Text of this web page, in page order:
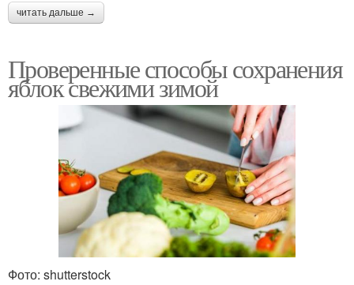
читать дальше →
Проверенные способы сохранения
яблок свежими зимой
Фото: shutterstock